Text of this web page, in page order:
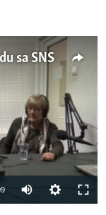
sa SNS